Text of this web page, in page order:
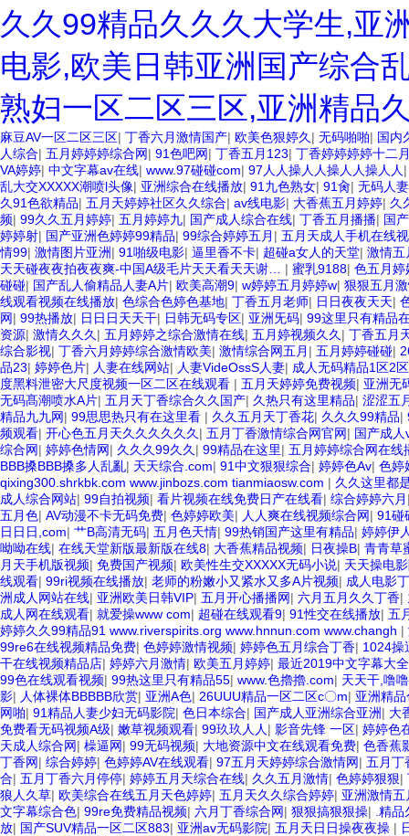
久久99精品久久久大学生,亚
电影,欧美日韩亚洲国产综合
熟妇一区二区三区,亚洲精品
麻豆AV一区二区三区| 丁香六月激情国产| 欧美色狠婷久 | 无码啪啪| 国内
人综合| 五月婷婷婷综合网| 91色吧网| 丁香五月123| 丁香婷婷婷婷十二
VA婷婷| 中文字幕av在线| www.97碰碰com| 97人人操人人操人人操人人
乱大交XXXXX潮喷l头像| 亚洲综合在线播放| 91九色熟女| 91肏| 无码人
久91色欲精品| 五月天婷婷社区久久综合| av线电影| 大香蕉五月婷婷| 久
频| 99久久五月婷婷| 五月婷婷九| 国产成人综合在线| 丁香五月播播| 国
婷婷射| 国产亚洲色婷婷99精品| 99综合婷婷五月 | 五月天成人手机在线
情99| 激情图片亚洲| 91啪级电影| 逼里香不卡| 超碰a女人的天堂| 激情五
天天碰夜夜拍夜夜爽-中国A级毛片天天看天天谢… | 蜜乳9188| 色五月婷
碰碰| 国产乱人偷精品人妻A片| 欧美高潮9| w婷婷五月婷婷w| 狠狠五月
线观看视频在线播放| 色综合色婷色基地| 丁香五月老师| 日日夜夜天天|
网| 99热播放| 日日日天天干| 日韩无码专区| 亚洲旡码| 99这里只有精品
资源| 激情久久久 | 五月婷婷之综合激情在线| 五月婷视频久久 | 丁香五月
综合影视| 丁香六月婷婷综合激情欧美| 激情综合网五月 | 五月婷婷碰碰|
品23| 婷婷色片| 人妻在线网站| 人妻VideOssS人妻| 成人无码精品1区2
度黑料泄密大尺度视频一区二区在线观看 | 五月天婷婷免费视频| 亚洲无
无码髙潮喷水A片| 五月天丁香综合久久国产| 久热只有这里精品| 涩涩五
精品九九网| 99思思热只有在这里看 | 久久五月天丁香花| 久久久99精品|
频观看| 开心色五月天久久久久久久 | 五月丁香激情综合网官网| 国产成人
综合网| 婷婷色情网| 久久久99久久 | 99精品在这里| 五月婷婷综合网在线
BBB搡BBB搡多人乱亂| 天天综合.com| 91中文狠狠综合| 婷婷色Av| 色婷
qixing300.shrkbk.com www.jinbozs.com tianmiaosw.com | 久久这里都
成人综合网站| 99自拍视频| 看片视频在线免费日产在线看| 综合婷婷六月
五月色| AV动漫不卡无码免费| 色婷婷欧美| 人人爽在线视频综合网| 91碰
日日日,com| 艹B高清无码| 五月色天情| 99热销国产这里有精品| 婷婷伊
呦呦在线| 在线天堂新版最新版在线8| 大香蕉精品视频| 日夜操B| 青青草
月天手机版视频| 免费国产视频| 欧美性生交XXXXX无码小说| 天天操电
线观看| 99ri视频在线播放| 老师的粉嫩小又紧水又多A片视频| 成人电影
洲成人网站在线| 亚洲欧美日韩VIP| 五月开心播播网| 六月五月久久丁香|
成人网在线观看| 就爱操www com| 超碰在线观看9| 91性交在线播放| 五
婷婷久久99精品91 www.riverspirits.org www.hnnun.com www.changh |
99re6在线视频精品免费| 色婷婷激情视频| 婷婷色五月综合丁香| 1024操
干在线视频精品店| 婷婷六月激情| 欧美五月婷婷| 最近2019中文字幕大
99色在线观看视频| 99热这里只有精品55| www.色擼擼.com| 天天干,噜
影| 人体裸体BBBBB欣赏| 亚洲A色| 26UUU精品一区二区c〇m| 亚洲精
网啪| 91精品人妻少妇无码影院| 色日本综合| 国产成人亚洲综合亚洲| 大
免费看无码视频A级| 嫩草视频观看| 99玖玖人人 | 影音先锋 一区| 婷婷色
天成人综合网| 橾逼网| 99无码视频| 大地资源中文在线观看免费| 色香蕉
丁香网| 综合婷婷| 色婷婷AV在线观看| 97五月天婷婷综合激情网| 五月丁
合| 五月丁香六月停停| 婷婷五月天综合在线| 久久五月激情| 色婷婷狠狠|
狼人久草| 欧美综合在线五月天色婷婷| 五月天久久综合婷婷| 亚洲激情五
文字幕综合色| 99re免费精品视频| 六月丁香综合网| 狠狠搞狠狠操| .精
放| 国产SUV精品一区二区883| 亚洲av无码影院| 五月天日日操夜夜操 |